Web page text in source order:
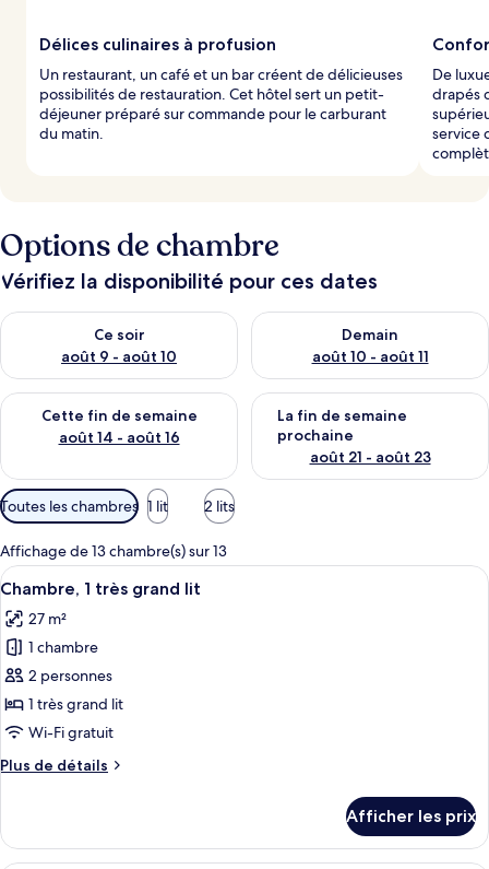
Délices culinaires à profusion
Un restaurant, un café et un bar créent de délicieuses
possibilités de restauration. Cet hôtel sert un petit-
déjeuner préparé sur commande pour le carburant
du matin.
De
drapés
service
Options de chambre
Vérifiez la disponibilité pour ces dates
Ce soir
août 9 - août 10
Vérifier la disponibilité pour ce soir août 9 - août 10
Demain
août 10 - août 11
Vérifier la disponibilité pour
Cette fin de semaine
août 14 - août 16
Vérifier la disponibilité pour cette fin de semaine août 14 -
La fin de semaine
prochaine
août 21 - août 23
Vérifier la disponibilité pour
Filtres
disponibles
pour
les
chambres
Toutes les chambres 1 lit 2 lits
Affichage de 13 chambre(s) sur 13
Afficher
toutes
les
photos
pour
ce
type
chambre :
très
Un lit bien fait, avec du linge de lit
11
Chambre, 1 très grand lit
27 m²
1 chambre
2 personnes
1 très grand lit
Wi-Fi gratuit
Plus de détails
Plus
Chambre,
Afficher les prix